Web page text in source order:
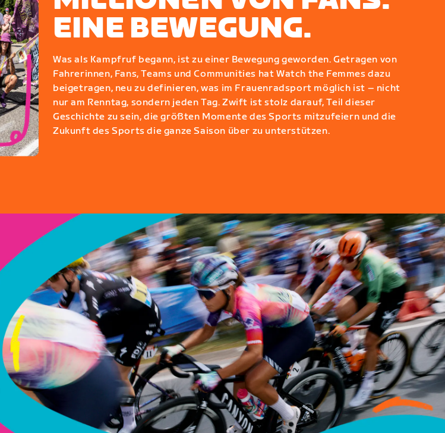
EINE BEWEGUNG.
Was als Kampfruf begann, ist zu einer Bewegung geworden. Getragen von
Fahrerinnen, Fans, Teams und Communities hat Watch the Femmes dazu
beigetragen, neu zu definieren, was im Frauenradsport möglich ist – nicht
nur am Renntag, sondern jeden Tag. Zwift ist stolz darauf, Teil dieser
Geschichte zu sein, die größten Momente des Sports mitzufeiern und die
Zukunft des Sports die ganze Saison über zu unterstützen.